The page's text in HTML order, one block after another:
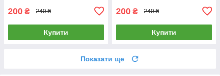
200 ₴ 240 ₴
Купити
200 ₴ 240 ₴
Купити
Показати ще